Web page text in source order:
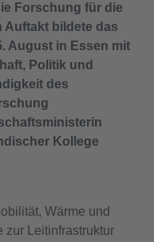
Forschung für die
Auftakt bildete das
August in Essen mit
Politik und
des
Kollege
Wärme und
zur Leitinfrastruktur